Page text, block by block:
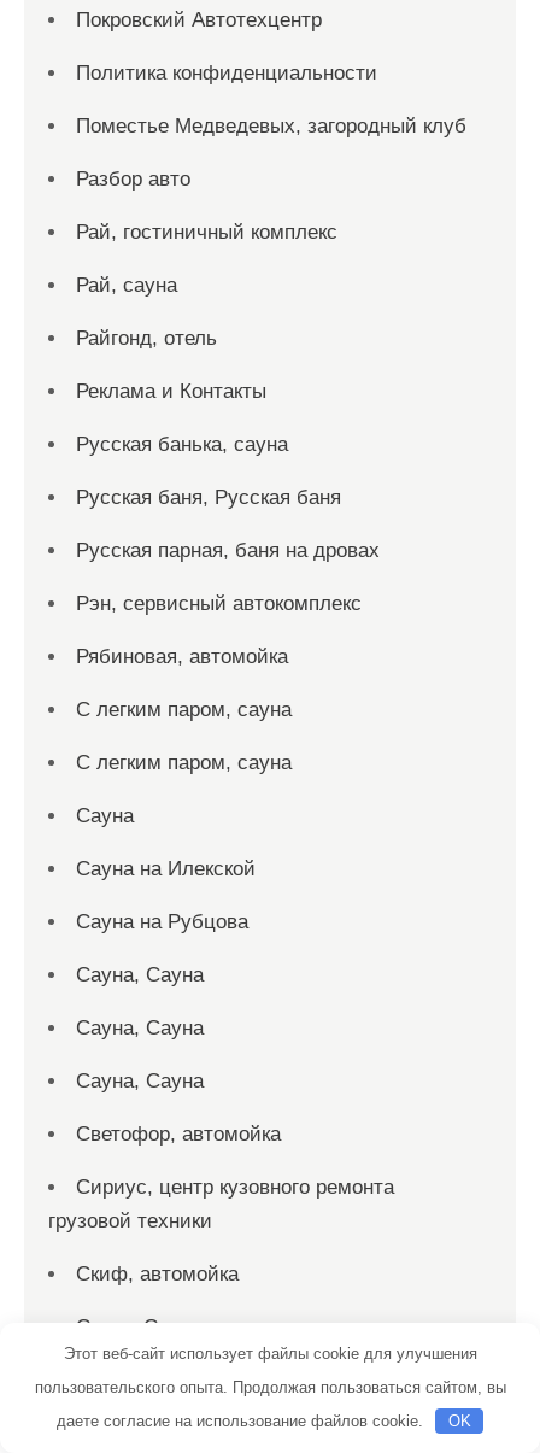
Покровский Автотехцентр
Политика конфиденциальности
Поместье Медведевых, загородный клуб
Разбор авто
Рай, гостиничный комплекс
Рай, сауна
Райгонд, отель
Реклама и Контакты
Русская банька, сауна
Русская баня, Русская баня
Русская парная, баня на дровах
Рэн, сервисный автокомплекс
Рябиновая, автомойка
С легким паром, сауна
С легким паром, сауна
Сауна
Сауна на Илекской
Сауна на Рубцова
Сауна, Сауна
Сауна, Сауна
Сауна, Сауна
Светофор, автомойка
Сириус, центр кузовного ремонта
грузовой техники
Скиф, автомойка
Смарт-Сервис, автокомплекс
Солнечная, баня
Спутник, сауна
Этот веб-сайт использует файлы cookie для улучшения
пользовательского опыта. Продолжая пользоваться сайтом, вы
даете согласие на использование файлов cookie.
OK